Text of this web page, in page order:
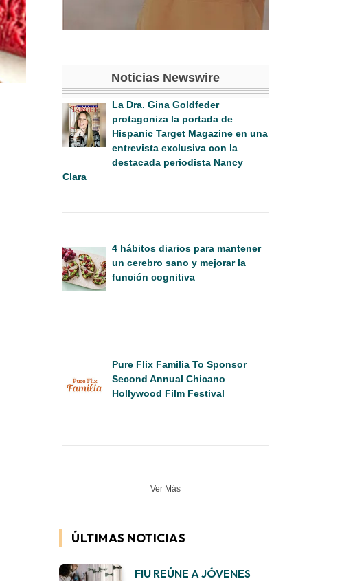
Noticias Newswire
La Dra. Gina Goldfeder
protagoniza la portada de
Hispanic Target Magazine en una
entrevista exclusiva con la
destacada periodista Nancy
Clara
4 hábitos diarios para mantener
un cerebro sano y mejorar la
función cognitiva
Pure Flix Familia To Sponsor
Second Annual Chicano
Hollywood Film Festival
Ver Más
ÚLTIMAS NOTICIAS
FIU REÚNE A JÓVENES